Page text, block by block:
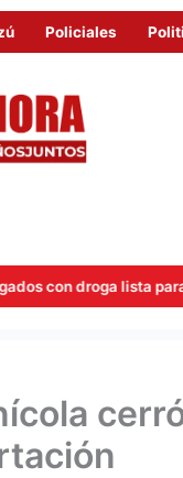
Policiales
para la venta